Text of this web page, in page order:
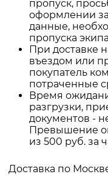
пропуск,
оформлении
данные,
пропуска
При доставке
въездом или
покупатель
потраченные
Время
разгрузки,
документов -
Превышение
из 500 руб. за
Доставка по